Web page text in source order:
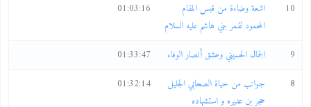
10
اشعة وضاءة من قبس المقام
المحمود لقمر بني هاشم عليه السلام
01:03:16
الجمال الحسيني وعشق أنصار الوفاء
01:33:47
جوانب من حياة الصحابي الجليل
حجر بن عديره و استشهاده
01:32:14